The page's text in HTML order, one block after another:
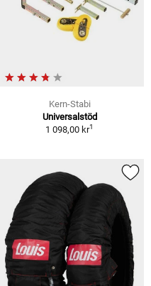
Kern-Stabi
Universalstöd
1 098,00 kr1